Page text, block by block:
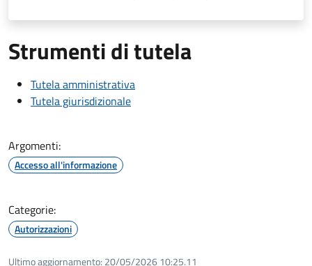
Strumenti di tutela
Tutela amministrativa
Tutela giurisdizionale
Argomenti:
Accesso all'informazione
Categorie:
Autorizzazioni
Ultimo aggiornamento: 20/05/2026 10:25.11